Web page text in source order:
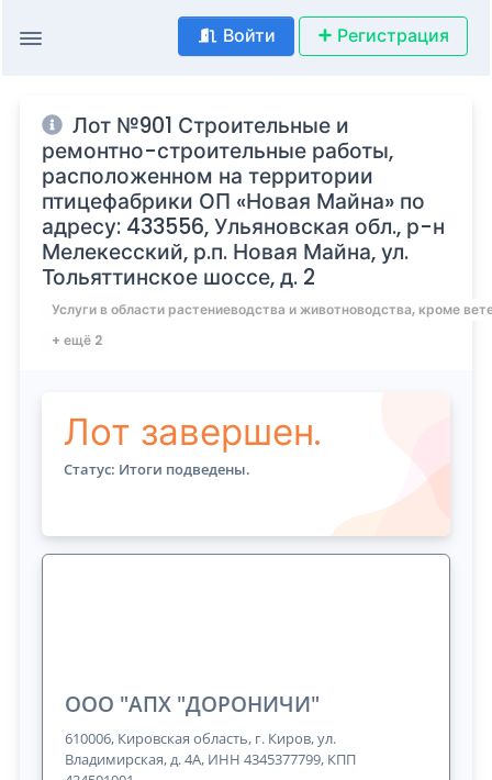
Войти Регистрация
Лот №901 Строительные и
ремонтно-строительные работы,
расположенном на территории
птицефабрики ОП «Новая Майна» по
адресу: 433556, Ульяновская обл., р-н
Мелекесский, р.п. Новая Майна, ул.
Тольяттинское шоссе, д. 2
Услуги в области растениеводства и животноводства, кроме
+ ещё 2
Лот завершен.
Статус: Итоги подведены.
ООО "АПХ "ДОРОНИЧИ"
610006, Кировская область, г. Киров, ул.
Владимирская, д. 4А, ИНН 4345377799, КПП